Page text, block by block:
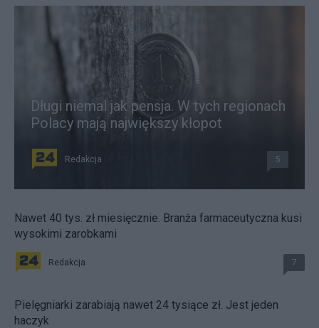
Długi niemal jak pensja. W tych regionach
Polacy mają największy kłopot
Redakcja 5
Nawet 40 tys. zł miesięcznie. Branża farmaceutyczna kusi
wysokimi zarobkami
Redakcja 7
Pielęgniarki zarabiają nawet 24 tysiące zł. Jest jeden
haczyk